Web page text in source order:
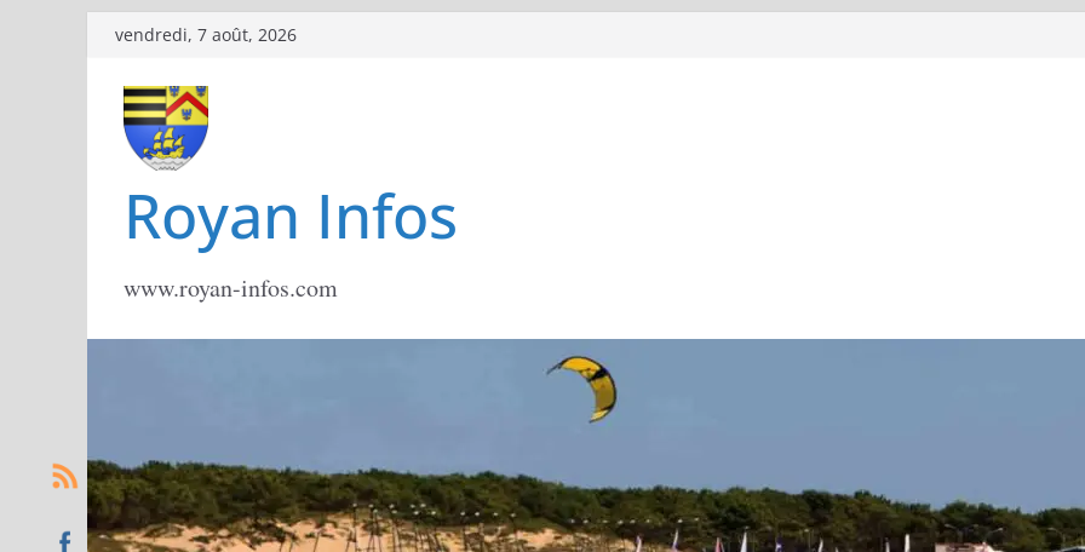
Passer
contenu
vendredi, 7 août, 2026
Royan Infos
www.royan-infos.com